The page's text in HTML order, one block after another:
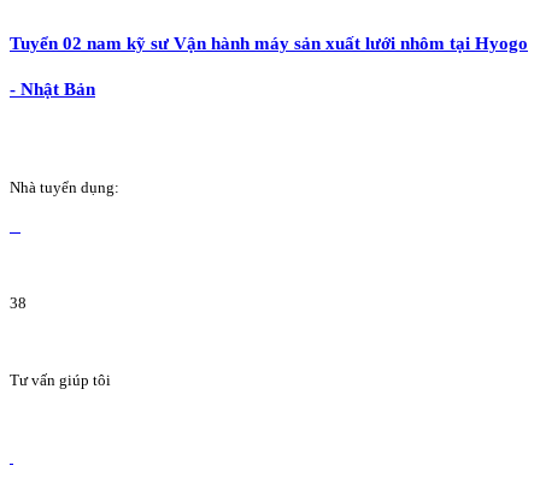
Tuyển 02 nam kỹ sư Vận hành máy sản xuất lưới nhôm tại Hyogo
- Nhật Bản
Nhà tuyển dụng:
38
Tư vấn giúp tôi